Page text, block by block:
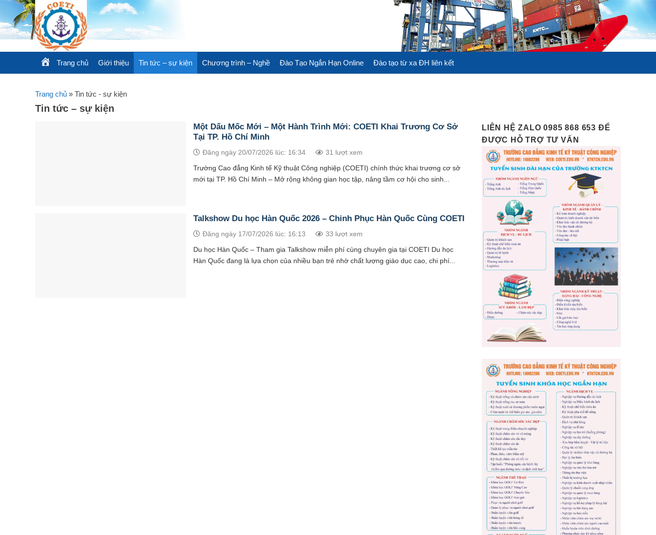
to
content
Trang chủ Giới thiệu Tin tức – sự kiện Chương trình – Nghề Đào Tạo Ngắn Hạn Online Đào tạo từ xa ĐH liên kết
Trang chủ » Tin tức - sự kiện
Tin tức – sự kiện
Một Dấu Mốc Mới – Một Hành Trình Mới: COETI Khai Trương Cơ Sở
Tại TP. Hồ Chí Minh
Đăng ngày 20/07/2026 lúc: 16:34
31 lượt xem
Trường Cao đẳng Kinh tế Kỹ thuật Công nghiệp (COETI) chính thức khai trương cơ sở
mới tại TP. Hồ Chí Minh – Mở rộng không gian học tập, nâng tầm cơ hội cho sinh...
Talkshow Du học Hàn Quốc 2026 – Chinh Phục Hàn Quốc Cùng COETI
Đăng ngày 17/07/2026 lúc: 16:13
33 lượt xem
Du học Hàn Quốc – Tham gia Talkshow miễn phí cùng chuyên gia tại COETI Du học
Hàn Quốc đang là lựa chọn của nhiều bạn trẻ nhờ chất lượng giáo dục cao, chi phí...
LIÊN HỆ ZALO 0985 868 653 ĐỂ
ĐƯỢC HỖ TRỢ TƯ VẤN